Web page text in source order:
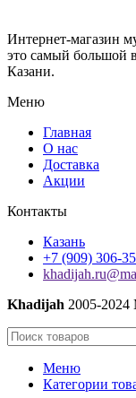
Интернет-магазин
это самый большой
Казани.
Меню
Главная
О нас
Доставка
Акции
Контакты
Казань
+7 (909) 306-
Khadijah 2005-2024
Меню
Категории